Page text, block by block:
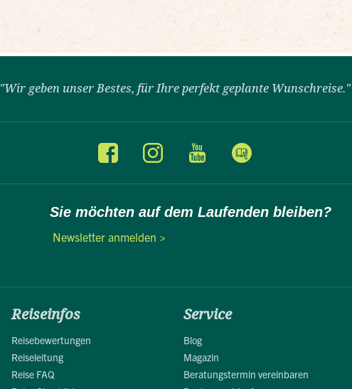
"Wir geben unser Bestes, für Ihre perfekt geplante Wunschreise."
Sie möchten auf dem Laufenden bleiben?
Newsletter anmelden >
Reiseinfos
Reisebewertungen
Reiseleitung
Reise FAQ
Service
Blog
Magazin
Beratungstermin vereinbaren